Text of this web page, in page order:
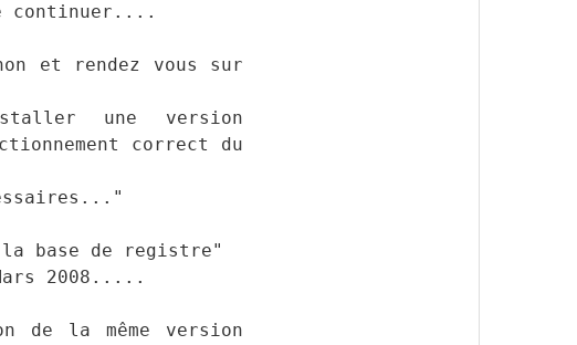
continuer....
et rendez vous sur
une version
correct du
la base de registre"
2008.....
de la même version